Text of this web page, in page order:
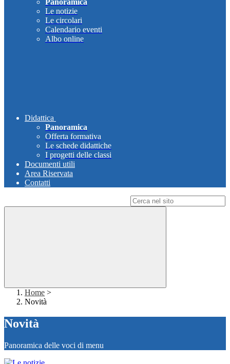
Panoramica
Le notizie
Le circolari
Calendario eventi
Albo online
Didattica
Panoramica
Offerta formativa
Le schede didattiche
I progetti delle classi
Documenti utili
Area Riservata
Contatti
Home >
Novità
Novità
Panoramica delle voci di menu